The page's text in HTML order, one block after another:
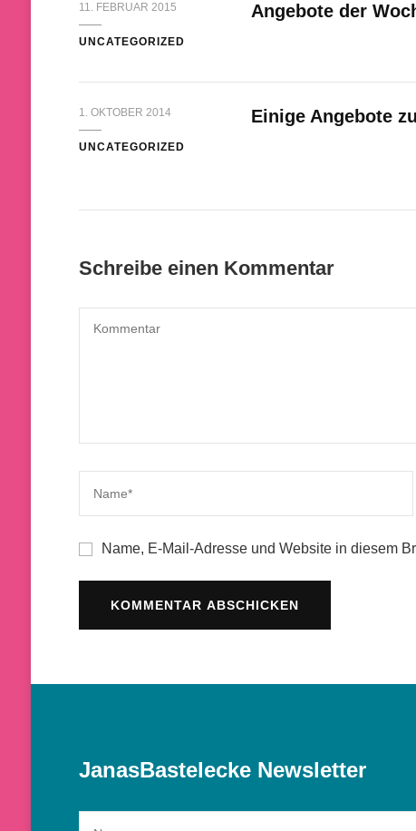
11. FEBRUAR 2015
UNCATEGORIZED
Angebote der
1. OKTOBER 2014
UNCATEGORIZED
Einige Angebote
Schreibe einen Kommentar
Name, E-Mail-Adresse und Website in diesem
JanasBastelecke Newsletter